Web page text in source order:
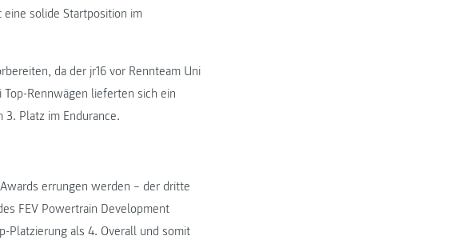
solide Startposition im
da der jr16 vor Rennteam Uni
Rennwägen lieferten sich ein
3. Platz im Endurance.
errungen werden – der dritte
FEV Powertrain Development
Platzierung als 4. Overall und somit